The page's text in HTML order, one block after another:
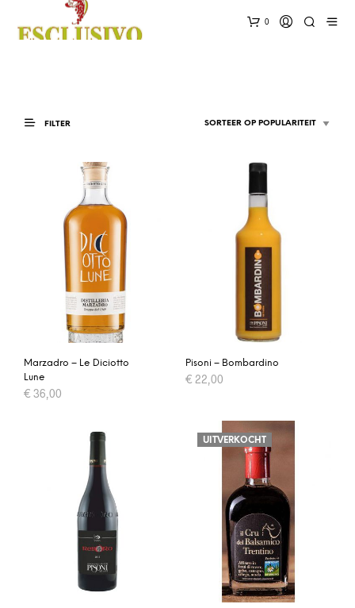
0
FILTER
Marzadro – Le Diciotto
Lune
€ 36,00
Pisoni – Bombardino
€ 22,00
UITVERKOCHT